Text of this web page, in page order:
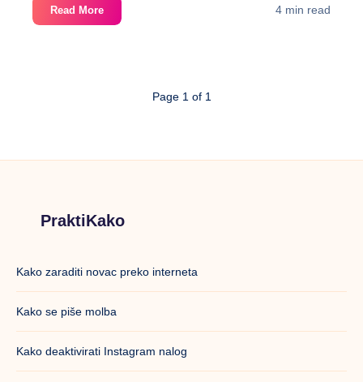
Read MoreKako
sniziti
prirodan
4 min read
Page 1 of 1
PraktiKako
Kako zaraditi novac preko interneta
Kako se piše molba
Kako deaktivirati Instagram nalog